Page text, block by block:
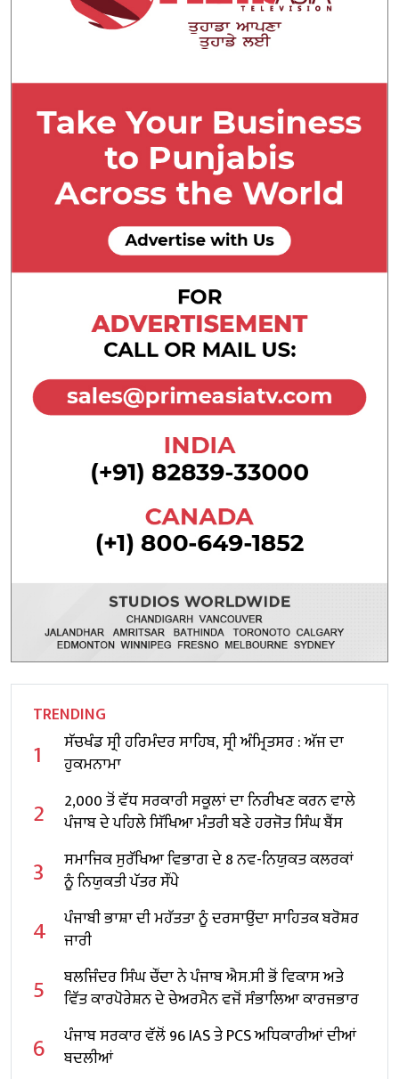
TRENDING
1
ਸੱਚਖੰਡ ਸ੍ਰੀ ਹਰਿਮੰਦਰ ਸਾਹਿਬ, ਸ੍ਰੀ ਅੰਮ੍ਰਿਤਸਰ : ਅੱਜ ਦਾ
ਹੁਕਮਨਾਮਾ
2
2,000 ਤੋਂ ਵੱਧ ਸਰਕਾਰੀ ਸਕੂਲਾਂ ਦਾ ਨਿਰੀਖਣ ਕਰਨ ਵਾਲੇ
ਪੰਜਾਬ ਦੇ ਪਹਿਲੇ ਸਿੱਖਿਆ ਮੰਤਰੀ ਬਣੇ ਹਰਜੋਤ ਸਿੰਘ ਬੈਂਸ
3
ਸਮਾਜਿਕ ਸੁਰੱਖਿਆ ਵਿਭਾਗ ਦੇ 8 ਨਵ-ਨਿਯੁਕਤ ਕਲਰਕਾਂ
ਨੂੰ ਨਿਯੁਕਤੀ ਪੱਤਰ ਸੌਂਪੇ
4
ਪੰਜਾਬੀ ਭਾਸ਼ਾ ਦੀ ਮਹੱਤਤਾ ਨੂੰ ਦਰਸਾਉਂਦਾ ਸਾਹਿਤਕ ਬਰੋਸ਼ਰ
ਜਾਰੀ
5
ਬਲਜਿੰਦਰ ਸਿੰਘ ਚੌਂਦਾ ਨੇ ਪੰਜਾਬ ਐਸ.ਸੀ ਭੋਂ ਵਿਕਾਸ ਅਤੇ
ਵਿੱਤ ਕਾਰਪੋਰੇਸ਼ਨ ਦੇ ਚੇਅਰਮੈਨ ਵਜੋਂ ਸੰਭਾਲਿਆ ਕਾਰਜਭਾਰ
6
ਪੰਜਾਬ ਸਰਕਾਰ ਵੱਲੋਂ 96 IAS ਤੇ PCS ਅਧਿਕਾਰੀਆਂ ਦੀਆਂ
ਬਦਲੀਆਂ